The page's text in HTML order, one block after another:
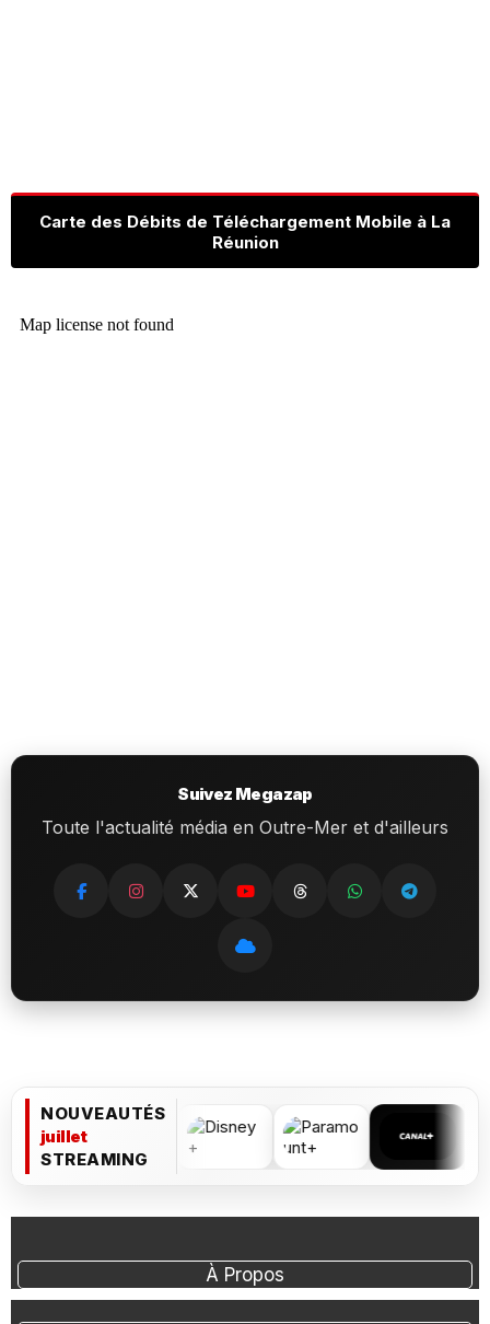
Carte des Débits de Téléchargement Mobile à La
Réunion
Suivez Megazap
Toute l'actualité média en Outre-Mer et d'ailleurs
NOUVEAUTÉS
juillet
STREAMING
À Propos